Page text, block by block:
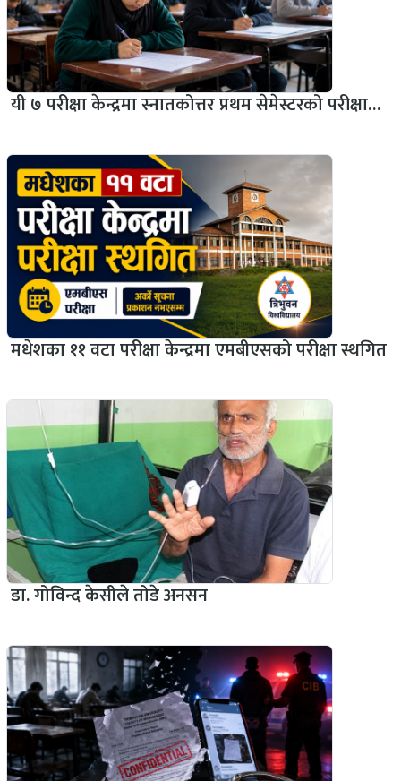
यी ७ परीक्षा केन्द्रमा स्नातकोत्तर प्रथम सेमेस्टरको परीक्षा…
मधेशका ११ वटा परीक्षा केन्द्रमा एमबीएसको परीक्षा स्थगित
डा. गोविन्द केसीले तोडे अनसन